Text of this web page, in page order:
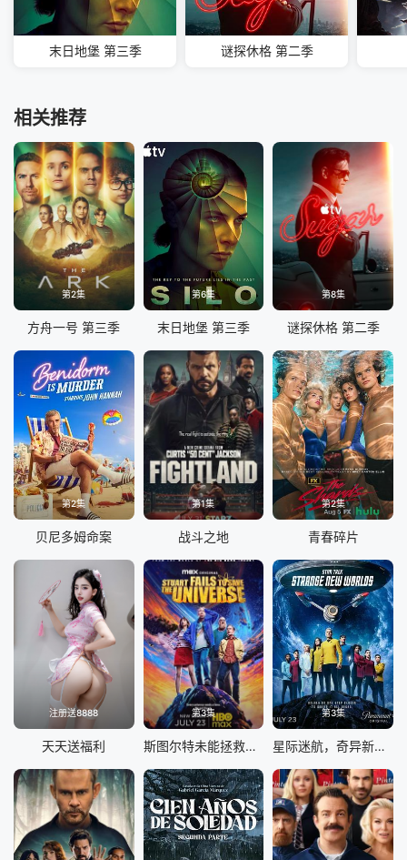
末日地堡 第三季 谜探休格 第二季
相关推荐
第2集
方舟一号 第三季
第6集
末日地堡 第三季
第8集
谜探休格 第二季
第2集
贝尼多姆命案
第1集
战斗之地
第2集
青春碎片
注册送8888
天天送福利
第3集
斯图尔特未能拯救宇宙
第3集
星际迷航，奇异新世界第四季